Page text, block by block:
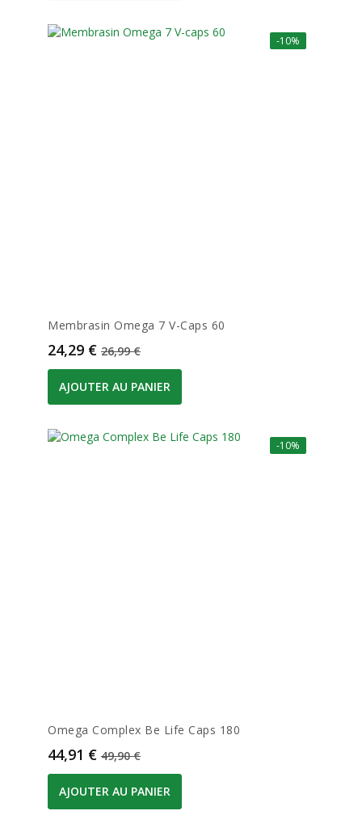
-10%
Membrasin Omega 7 V-Caps 60
Prix
24,29 € Prix de base
26,99 €
AJOUTER AU PANIER
-10%
Omega Complex Be Life Caps 180
Prix
44,91 € Prix de base
49,90 €
AJOUTER AU PANIER